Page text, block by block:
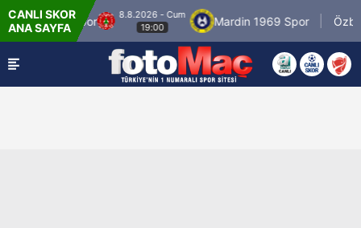
CANLI SKOR
ANA SAYFA
Ümraniyespor
8.8.2026 - Cum
19:00
Mardin 1969 Spor